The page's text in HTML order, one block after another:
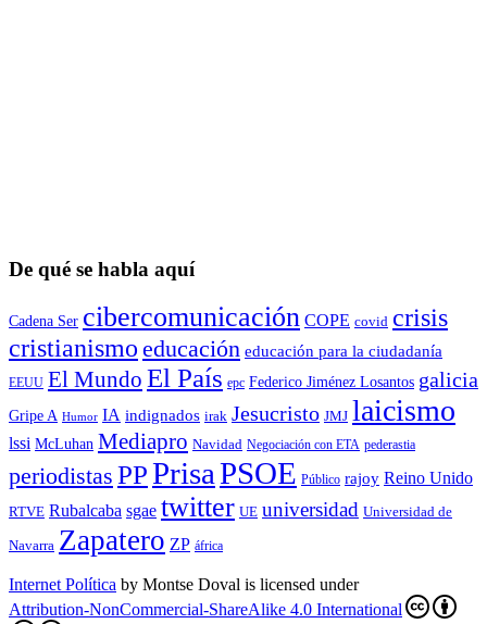
De qué se habla aquí
Cadena Ser cibercomunicación COPE covid crisis
cristianismo educación educación para la ciudadaní­a
EEUU El Mundo El País epc Federico Jiménez Losantos galicia
Gripe A Humor IA indignados irak Jesucristo JMJ laicismo
lssi McLuhan Mediapro Navidad Negociación con ETA pederastia
periodistas PPPrisaPSOE Público rajoy Reino Unido
RTVE Rubalcaba sgae twitter UE universidad Universidad de
Navarra Zapatero ZP áfrica
Internet Política by Montse Doval is licensed under
Attribution-NonCommercial-ShareAlike 4.0 International